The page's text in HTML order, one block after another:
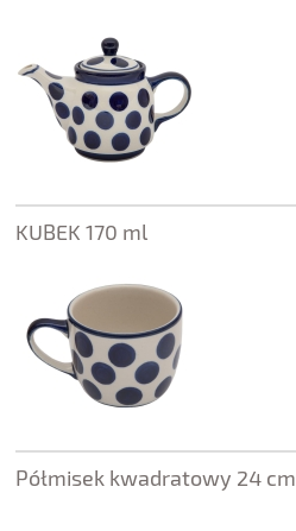
KUBEK 170 ml
Półmisek kwadratowy 24 cm